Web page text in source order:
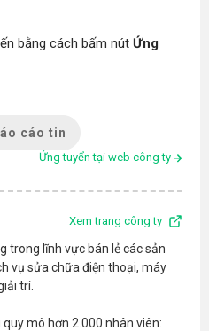
bằng cách bấm nút Ứng
cáo tin
Ứng tuyển tại web công ty
Xem trang công ty
trong lĩnh vực bán lẻ các sản
vụ sửa chữa điện thoại, máy
trí.
mô hơn 2.000 nhân viên: